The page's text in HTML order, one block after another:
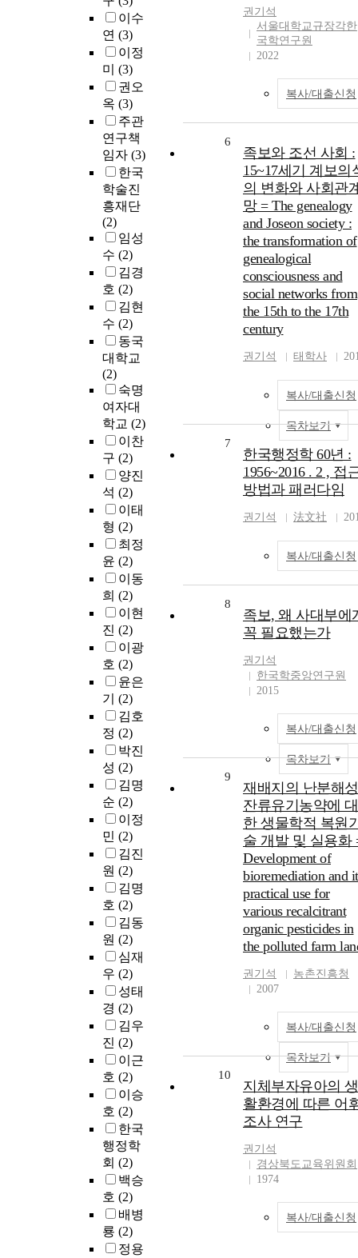
이수
연 (3)
이정
미 (3)
권오
옥 (3)
주관
연구책
임자 (3)
한국
학술진
흥재단
(2)
임성
수 (2)
김경
호 (2)
김현
수 (2)
동국
대학교
(2)
숙명
여자대
학교 (2)
이찬
구 (2)
양진
석 (2)
이태
형 (2)
최정
윤 (2)
이동
희 (2)
이현
진 (2)
이광
호 (2)
윤은
기 (2)
김호
정 (2)
박진
성 (2)
김명
순 (2)
이정
민 (2)
김진
원 (2)
김명
호 (2)
김동
원 (2)
심재
우 (2)
성태
경 (2)
김우
진 (2)
이근
호 (2)
이승
호 (2)
한국
행정학
회 (2)
백승
호 (2)
배병
룡 (2)
정용
권기석
서울대학교규장각한
국학연구원
2022
복사/대출신청
6
족보와 조선 사회 :
15~17세기 계보의
의 변화와 사회관
망 = The genealogy
and Joseon society :
the transformation of
genealogical
consciousness and
social networks from
the 15th to the 17th
century
권기석 태학사
복사/대출신청
목차보기
7
한국행정학 60년 :
1956~2016 . 2 , 접
방법과 패러다임
권기석 法文社
복사/대출신청
8
족보, 왜 사대부에
꼭 필요했는가
권기석
한국학중앙연구원
2015
복사/대출신청
목차보기
9
재배지의 난분해성
잔류유기농약에 대
한 생물학적 복원
술 개발 및 실용화
Development of
bioremediation and
practical use for
various recalcitrant
organic pesticides in
the polluted farm
권기석
농촌진흥청
2007
복사/대출신청
목차보기
10
지체부자유아의 생
활환경에 따른 어
조사 연구
권기석
경상북도교육위원회
1974
복사/대출신청